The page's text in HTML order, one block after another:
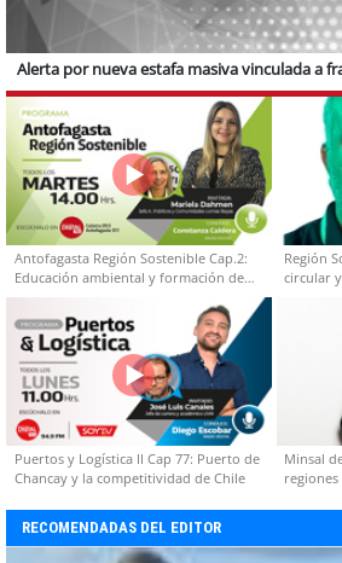
Alerta por nueva estafa masiva vinculada a
Antofagasta Región Sostenible Cap.2:
Educación ambiental y formación de
capacidades técnicas
Región
circular
Puertos y Logística II Cap 77: Puerto de
Chancay y la competitividad de Chile
Minsal
RECOMENDADAS DEL EDITOR